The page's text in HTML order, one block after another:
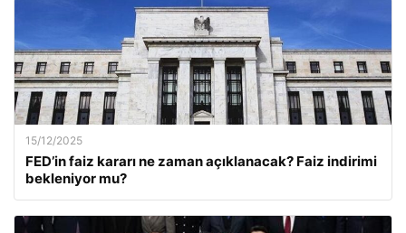
15/12/2025
FED’in faiz kararı ne zaman açıklanacak? Faiz indirimi
bekleniyor mu?